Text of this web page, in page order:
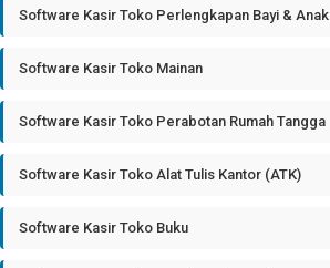
Software Kasir Toko Perlengkapan Bayi & Anak
Software Kasir Toko Mainan
Software Kasir Toko Perabotan Rumah Tangga
Software Kasir Toko Alat Tulis Kantor (ATK)
Software Kasir Toko Buku